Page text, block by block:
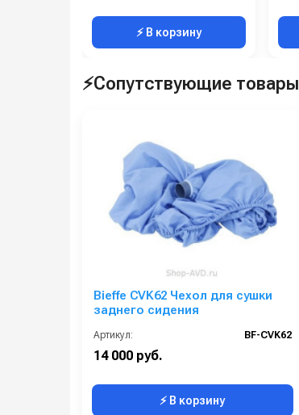
⚡ В корзину
⚡Сопутствующие товары
Bieffe CVK62 Чехол для сушки
заднего сидения
Артикул: BF-CVK62
14 000 руб.
⚡ В корзину